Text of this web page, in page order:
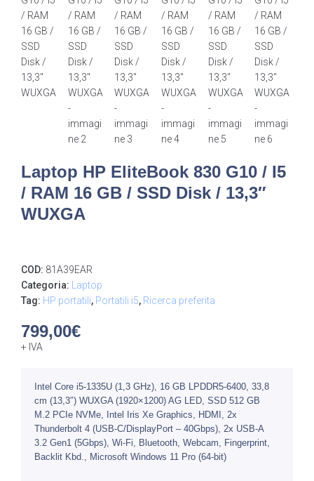
Laptop HP EliteBook 830 G10 / I5
/ RAM 16 GB / SSD Disk / 13,3″
WUXGA
COD: 81A39EAR
Categoria:
Laptop
Tag: HP portatili, Portatili i5, Ricerca preferita
799,00€
+ IVA
Intel Core i5-1335U (1,3 GHz), 16 GB LPDDR5-6400, 33,8
cm (13,3″) WUXGA (1920×1200) AG LED, SSD 512 GB
M.2 PCIe NVMe, Intel Iris Xe Graphics, HDMI, 2x
Thunderbolt 4 (USB-C/DisplayPort – 40Gbps), 2x USB-A
3.2 Gen1 (5Gbps), Wi-Fi, Bluetooth, Webcam, Fingerprint,
Backlit Kbd., Microsoft Windows 11 Pro (64-bit)